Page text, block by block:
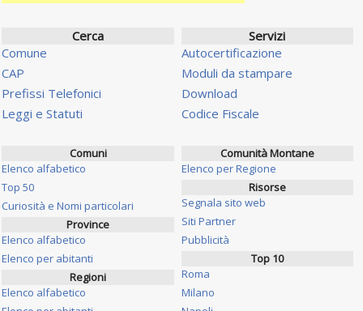
Cerca
Comune
CAP
Prefissi Telefonici
Leggi e Statuti
Servizi
Autocertificazione
Moduli da stampare
Download
Codice Fiscale
Comuni
Elenco alfabetico
Top 50
Curiosità e Nomi particolari
Province
Elenco alfabetico
Elenco per abitanti
Regioni
Elenco alfabetico
Comunità Montane
Elenco per Regione
Risorse
Segnala sito web
Siti Partner
Pubblicità
Top 10
Roma
Milano